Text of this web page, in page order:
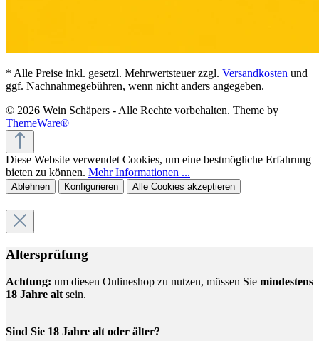
* Alle Preise inkl. gesetzl. Mehrwertsteuer zzgl. Versandkosten und
ggf. Nachnahmegebühren, wenn nicht anders angegeben.
© 2026 Wein Schäpers - Alle Rechte vorbehalten. Theme by
ThemeWare®
Diese Website verwendet Cookies, um eine bestmögliche Erfahrung
bieten zu können. Mehr Informationen ...
Ablehnen Konfigurieren Alle Cookies akzeptieren
Altersprüfung
Achtung: um diesen Onlineshop zu nutzen, müssen Sie mindestens
18 Jahre alt sein.
Sind Sie 18 Jahre alt oder älter?